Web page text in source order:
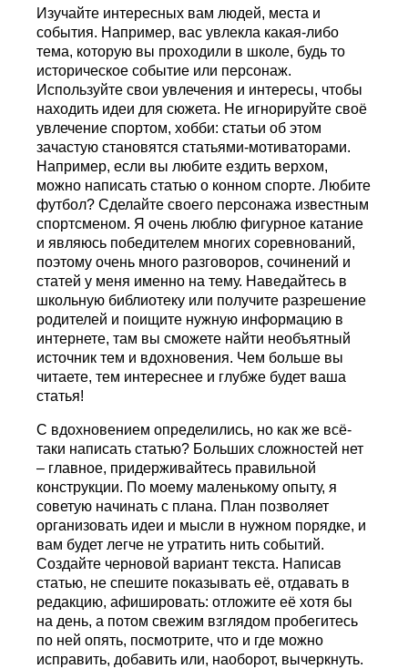
Изучайте интересных вам людей, места и
события. Например, вас увлекла какая-либо
тема, которую вы проходили в школе, будь то
историческое событие или персонаж.
Используйте свои увлечения и интересы, чтобы
находить идеи для сюжета. Не игнорируйте своё
увлечение спортом, хобби: статьи об этом
зачастую становятся статьями-мотиваторами.
Например, если вы любите ездить верхом,
можно написать статью о конном спорте. Любите
футбол? Сделайте своего персонажа известным
спортсменом. Я очень люблю фигурное катание
и являюсь победителем многих соревнований,
поэтому очень много разговоров, сочинений и
статей у меня именно на тему. Наведайтесь в
школьную библиотеку или получите разрешение
родителей и поищите нужную информацию в
интернете, там вы сможете найти необъятный
источник тем и вдохновения. Чем больше вы
читаете, тем интереснее и глубже будет ваша
статья!
С вдохновением определились, но как же всё-
таки написать статью? Больших сложностей нет
– главное, придерживайтесь правильной
конструкции. По моему маленькому опыту, я
советую начинать с плана. План позволяет
организовать идеи и мысли в нужном порядке, и
вам будет легче не утратить нить событий.
Создайте черновой вариант текста. Написав
статью, не спешите показывать её, отдавать в
редакцию, афишировать: отложите её хотя бы
на день, а потом свежим взглядом пробегитесь
по ней опять, посмотрите, что и где можно
исправить, добавить или, наоборот, вычеркнуть.